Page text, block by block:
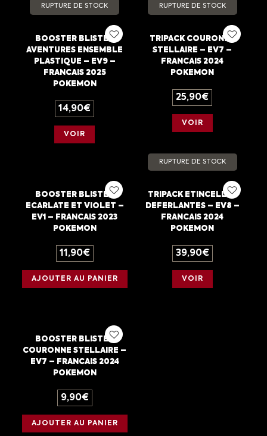
RUPTURE DE STOCK
BOOSTER BLISTER
AVENTURES ENSEMBLE
PLASTIQUE – EV9 –
FRANCAIS 2025
POKEMON
14,90€
VOIR
RUPTURE DE STOCK
TRIPACK COURONNE
STELLAIRE – EV7 –
FRANCAIS 2024
POKEMON
25,90€
VOIR
BOOSTER BLISTER
ECARLATE ET VIOLET –
EV1 – FRANCAIS 2023
POKEMON
11,90€
AJOUTER AU PANIER
RUPTURE DE STOCK
TRIPACK ETINCELLES
DEFERLANTES – EV8 –
FRANCAIS 2024
POKEMON
39,90€
VOIR
BOOSTER BLISTER
COURONNE STELLAIRE –
EV7 – FRANCAIS 2024
POKEMON
9,90€
AJOUTER AU PANIER